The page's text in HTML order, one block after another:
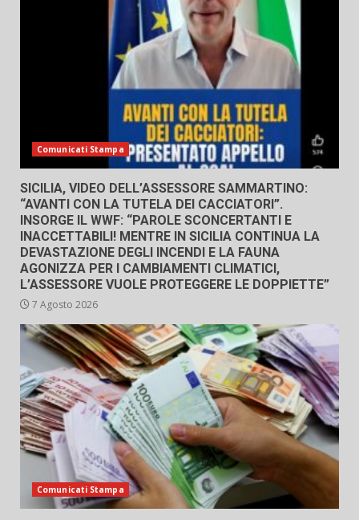
Comunicati Stampa
SICILIA, VIDEO DELL’ASSESSORE SAMMARTINO:
“AVANTI CON LA TUTELA DEI CACCIATORI”.
INSORGE IL WWF: “PAROLE SCONCERTANTI E
INACCETTABILI! MENTRE IN SICILIA CONTINUA LA
DEVASTAZIONE DEGLI INCENDI E LA FAUNA
AGONIZZA PER I CAMBIAMENTI CLIMATICI,
L’ASSESSORE VUOLE PROTEGGERE LE DOPPIETTE”
7 Agosto 2026
Comunicati Stampa